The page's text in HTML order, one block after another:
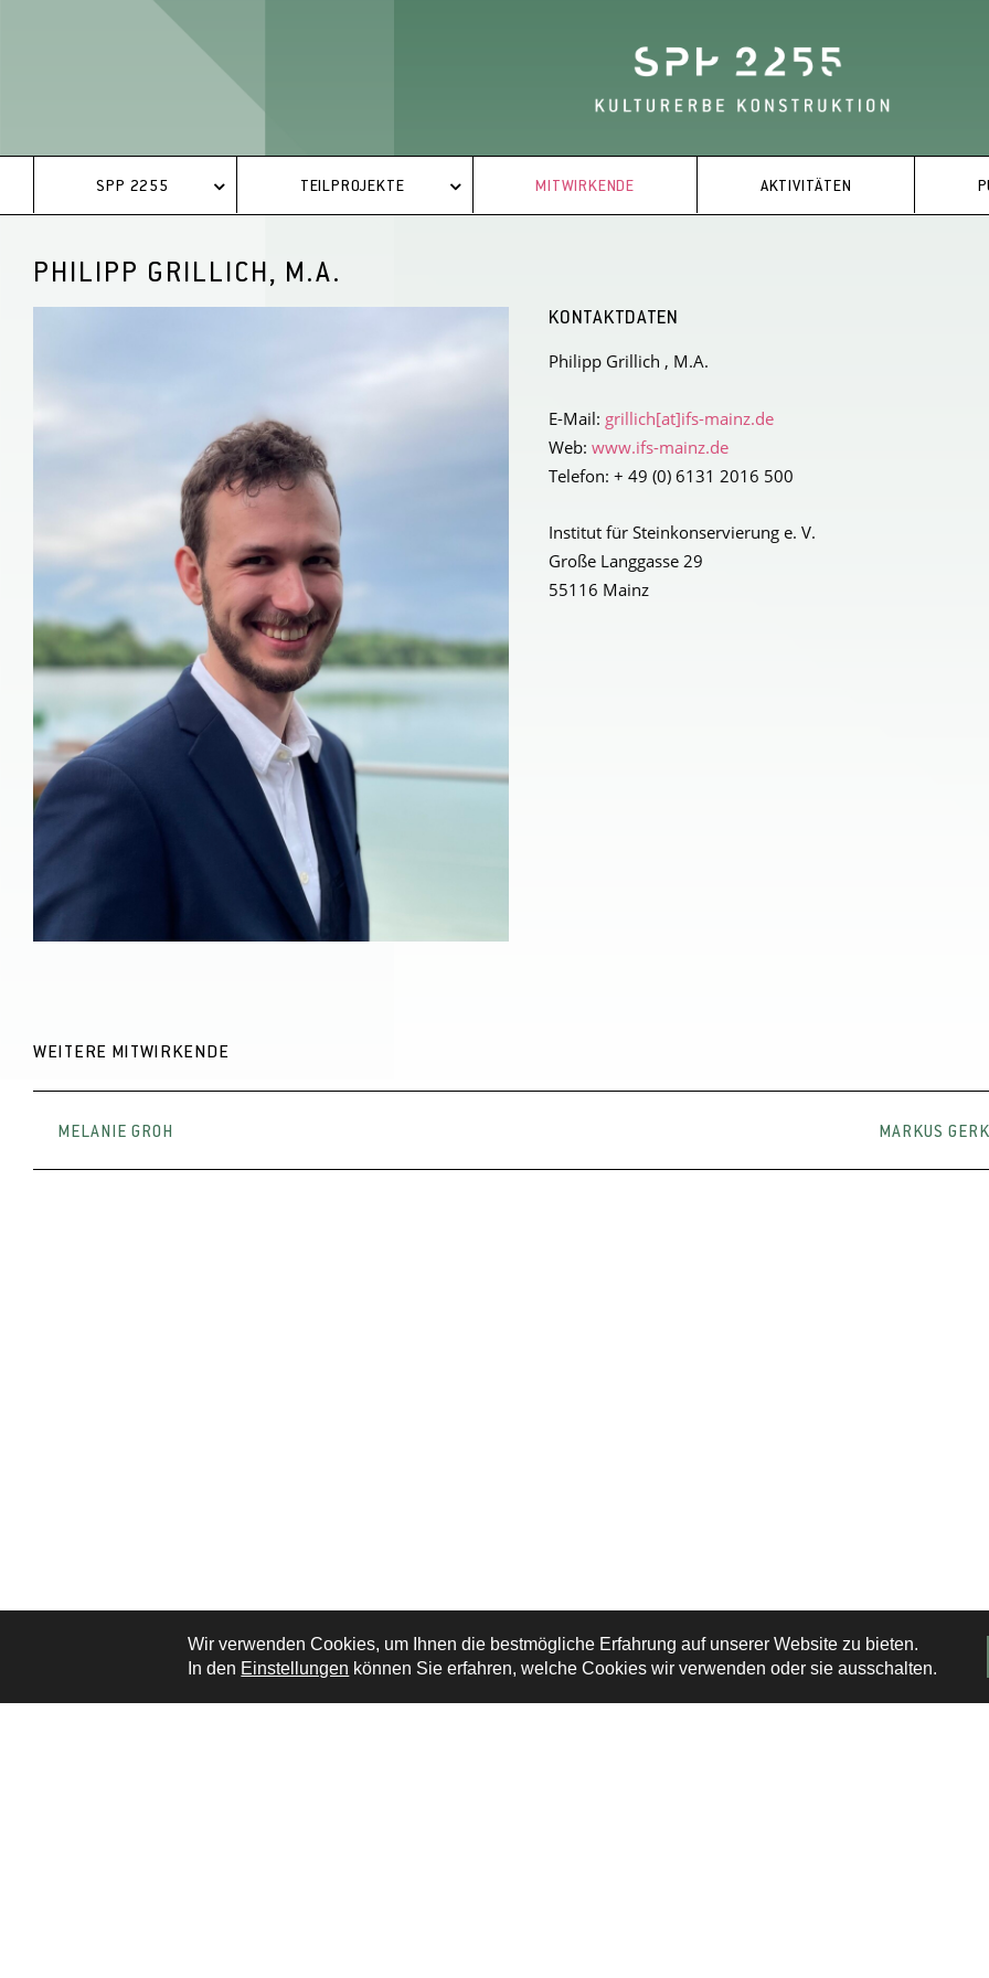
SPP 2255 TEILPROJEKTE MITWIRKENDE AKTIVITÄTEN
PHILIPP GRILLICH, M.A.
KONTAKTDATEN
Philipp Grillich , M.A.
E-Mail: grillich[at]ifs-mainz.de
Web:www.ifs-mainz.de
Telefon: + 49 (0) 6131 2016 500
Institut für Steinkonservierung e. V.
Große Langgasse 29
55116 Mainz
WEITERE MITWIRKENDE
MELANIE GROH MARKUS
Wir verwenden Cookies, um Ihnen die bestmögliche Erfahrung auf unserer Website zu bieten.
In den Einstellungen können Sie erfahren, welche Cookies wir verwenden oder sie ausschalten.